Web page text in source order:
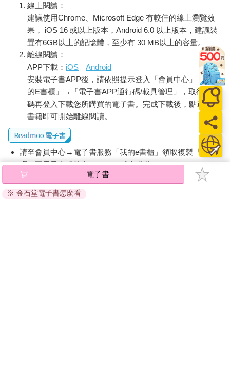
線上閱讀：
建議使用Chrome、Microsoft Edge 有較佳的線上瀏覽效
果， iOS 16 或以上版本，Android 6.0 以上版本，建議裝
置有6GB以上的記憶體，至少有 30 MB以上的容量。
離線閱讀：
APP下載： iOS
Android
安裝電子書APP後，請依照提示登入「會員中心」→「我
的E書櫃」→「電子書APP通行碼/載具管理」，取得通行
碼再登入下載您所購買的電子書。完成下載後，點選任一
書籍即可開始離線閱讀。
請至會員中心→電子書服務「我的e書櫃」領取複製『兌換
碼』至電子書服務商Readmoo進行兌換。
退換貨須知：
因版權保護，您在金石堂所購買的電子書僅能以金石堂專屬
電子書
※ 金石堂電子書怎麼看